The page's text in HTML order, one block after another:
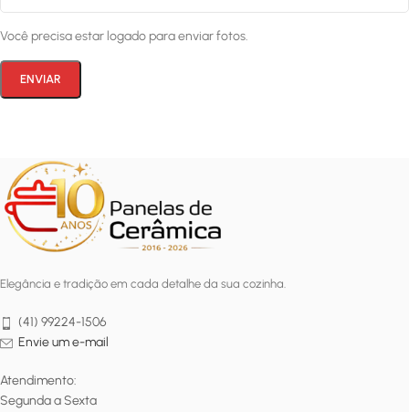
Você precisa estar logado para enviar fotos.
Elegância e tradição em cada detalhe da sua cozinha.
(41) 99224-1506
Envie um e-mail
Atendimento:
Segunda a Sexta